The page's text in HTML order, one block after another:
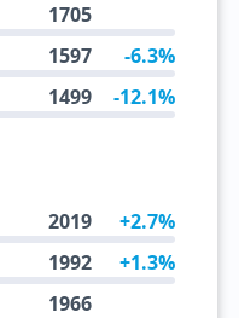
1705
1597 -6.3%
1499 -12.1%
2019 +2.7%
1992 +1.3%
1966